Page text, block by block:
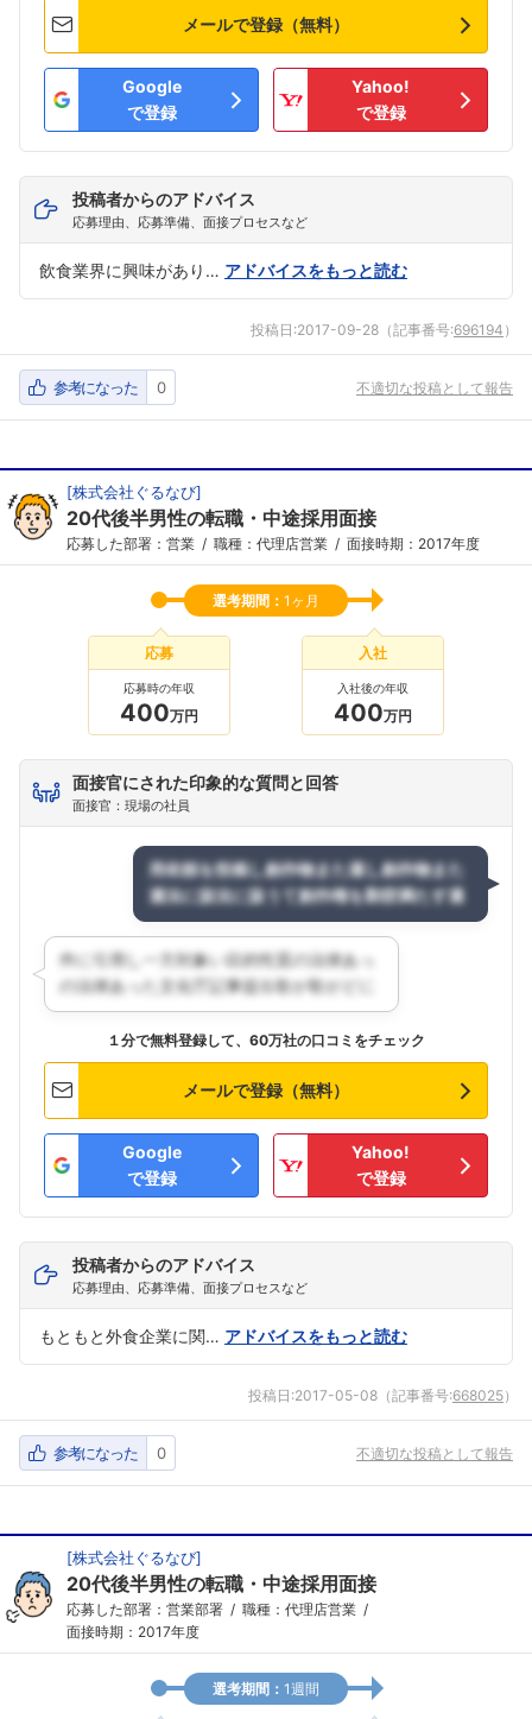
メールで登録（無料）
Google
で登録
Yahoo!
で登録
投稿者からのアドバイス
応募理由、応募準備、面接プロセスなど
飲食業界に興味があり… アドバイスをもっと読む
投稿日:2017-09-28 （記事番号:696194 ）
参考になった 0 不適切な投稿として報告
[株式会社ぐるなび]
20代後半男性の転職・中途採用面接
応募した部署：営業 職種：代理店営業 面接時期：2017年度
選考期間： 1ヶ月
応募
応募時の年収
400万円
入社
入社後の年収
400万円
面接官にされた印象的な質問と回答
面接官：現場の社員
１分で無料登録して、60万社の口コミをチェック
メールで登録（無料）
Google
で登録
Yahoo!
で登録
投稿者からのアドバイス
応募理由、応募準備、面接プロセスなど
もともと外食企業に関… アドバイスをもっと読む
投稿日:2017-05-08 （記事番号:668025）
参考になった 0 不適切な投稿として報告
[株式会社ぐるなび]
20代後半男性の転職・中途採用面接
応募した部署：営業部署
職種：代理店営業
面接時期：2017年度
選考期間： 1週間